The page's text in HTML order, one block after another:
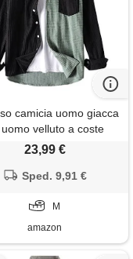
camicia uomo giacca
velluto a coste
con risvolto manica
primavera splicing
giacca leggera c
verde m
23,99 €
Sped. 9,91 €
M
amazon